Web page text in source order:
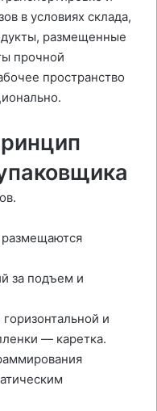
в условиях склада,
размещенные
прочной
пространство
за подъем и
и
— каретка.